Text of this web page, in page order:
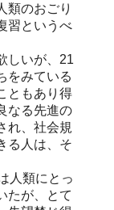
類のおごり
習というべ
しいが、21
をみている
ともあり得
なる先進の
れ、社会規
る人は、そ
人類にとっ
たが、とて